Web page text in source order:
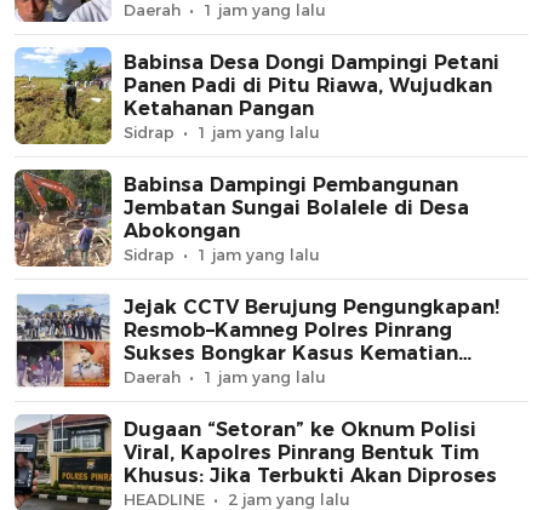
Sidrap
Daerah 1 jam yang lalu
Babinsa Desa Dongi Dampingi Petani
Panen Padi di Pitu Riawa, Wujudkan
Ketahanan Pangan
Sidrap 1 jam yang lalu
Babinsa Dampingi Pembangunan
Jembatan Sungai Bolalele di Desa
Abokongan
Sidrap 1 jam yang lalu
Jejak CCTV Berujung Pengungkapan!
Resmob–Kamneg Polres Pinrang
Sukses Bongkar Kasus Kematian
Perempuan di Jl Macan, MB Diamankan
di Batulappa
Daerah 1 jam yang lalu
Dugaan “Setoran” ke Oknum Polisi
Viral, Kapolres Pinrang Bentuk Tim
Khusus: Jika Terbukti Akan Diproses
HEADLINE 2 jam yang lalu